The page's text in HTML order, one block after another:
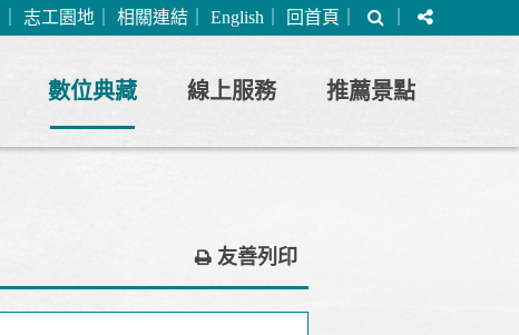
志工園地 相關連結 English 回首頁
尋
分
享
數位典藏 線上服務 推薦景點
友善列印